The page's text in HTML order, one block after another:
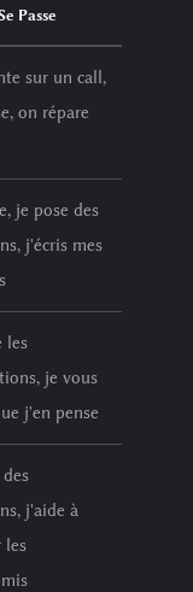
Passe
sur un call,
on répare
je pose des
j'écris mes
les
je vous
j'en pense
des
j'aide à
les